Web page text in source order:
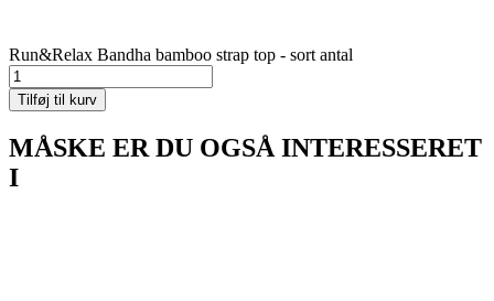
Run&Relax Bandha bamboo strap top - sort antal
Tilføj til kurv
MÅSKE ER DU OGSÅ INTERESSERET
I